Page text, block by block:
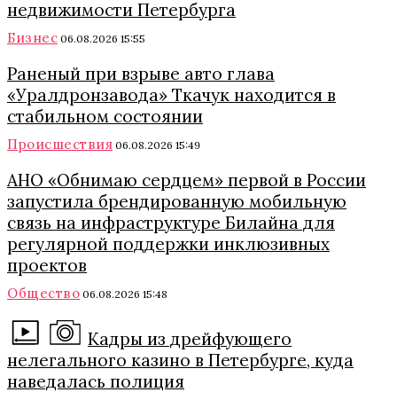
недвижимости Петербурга
Бизнес 06.08.2026 15:55
Раненый при взрыве авто глава
«Уралдронзавода» Ткачук находится в
стабильном состоянии
Происшествия 06.08.2026 15:49
АНО «Обнимаю сердцем» первой в России
запустила брендированную мобильную
связь на инфраструктуре Билайна для
регулярной поддержки инклюзивных
проектов
Общество 06.08.2026 15:48
Кадры из дрейфующего
нелегального казино в Петербурге, куда
наведалась полиция